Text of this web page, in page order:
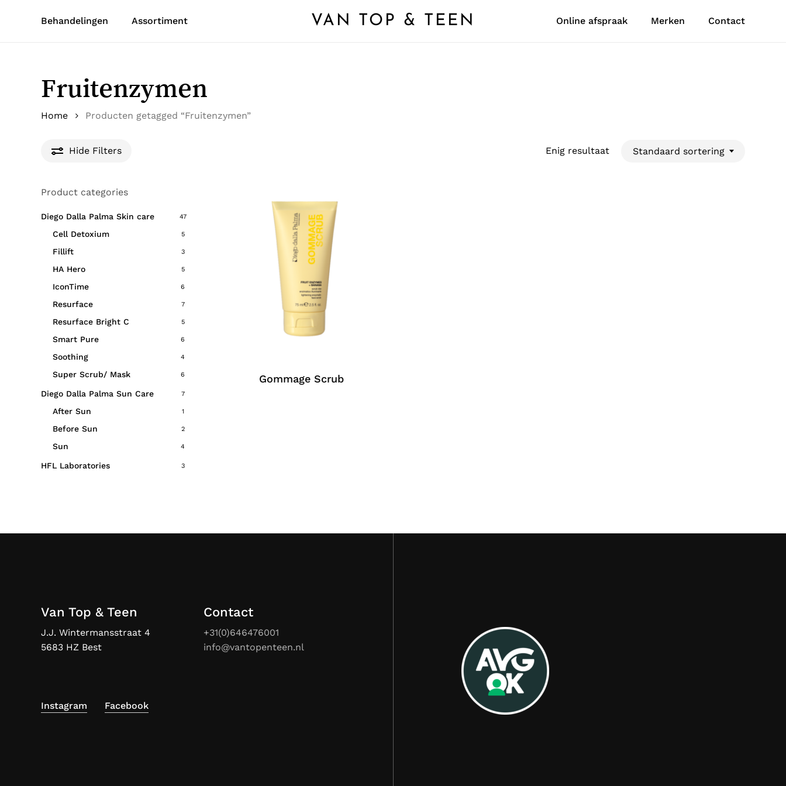
VAN TOP & TEEN
Behandelingen Assortiment Online afspraak Merken Contact
Fruitenzymen
Home Producten getagged “Fruitenzymen”
Hide Filters Enig resultaat Standaard sortering
Product categories
Diego Dalla Palma Skin care 47
Cell Detoxium 5
Fillift 3
HA Hero 5
IconTime 6
Resurface 7
Resurface Bright C 5
Smart Pure 6
Soothing 4
Super Scrub/ Mask 6
Diego Dalla Palma Sun Care 7
After Sun 1
Before Sun 2
Sun 4
HFL Laboratories 3
Gommage Scrub
Van Top & Teen
J.J. Wintermansstraat 4
5683 HZ Best
Contact
+31(0)646476001
info@vantopenteen.nl
Instagram Facebook